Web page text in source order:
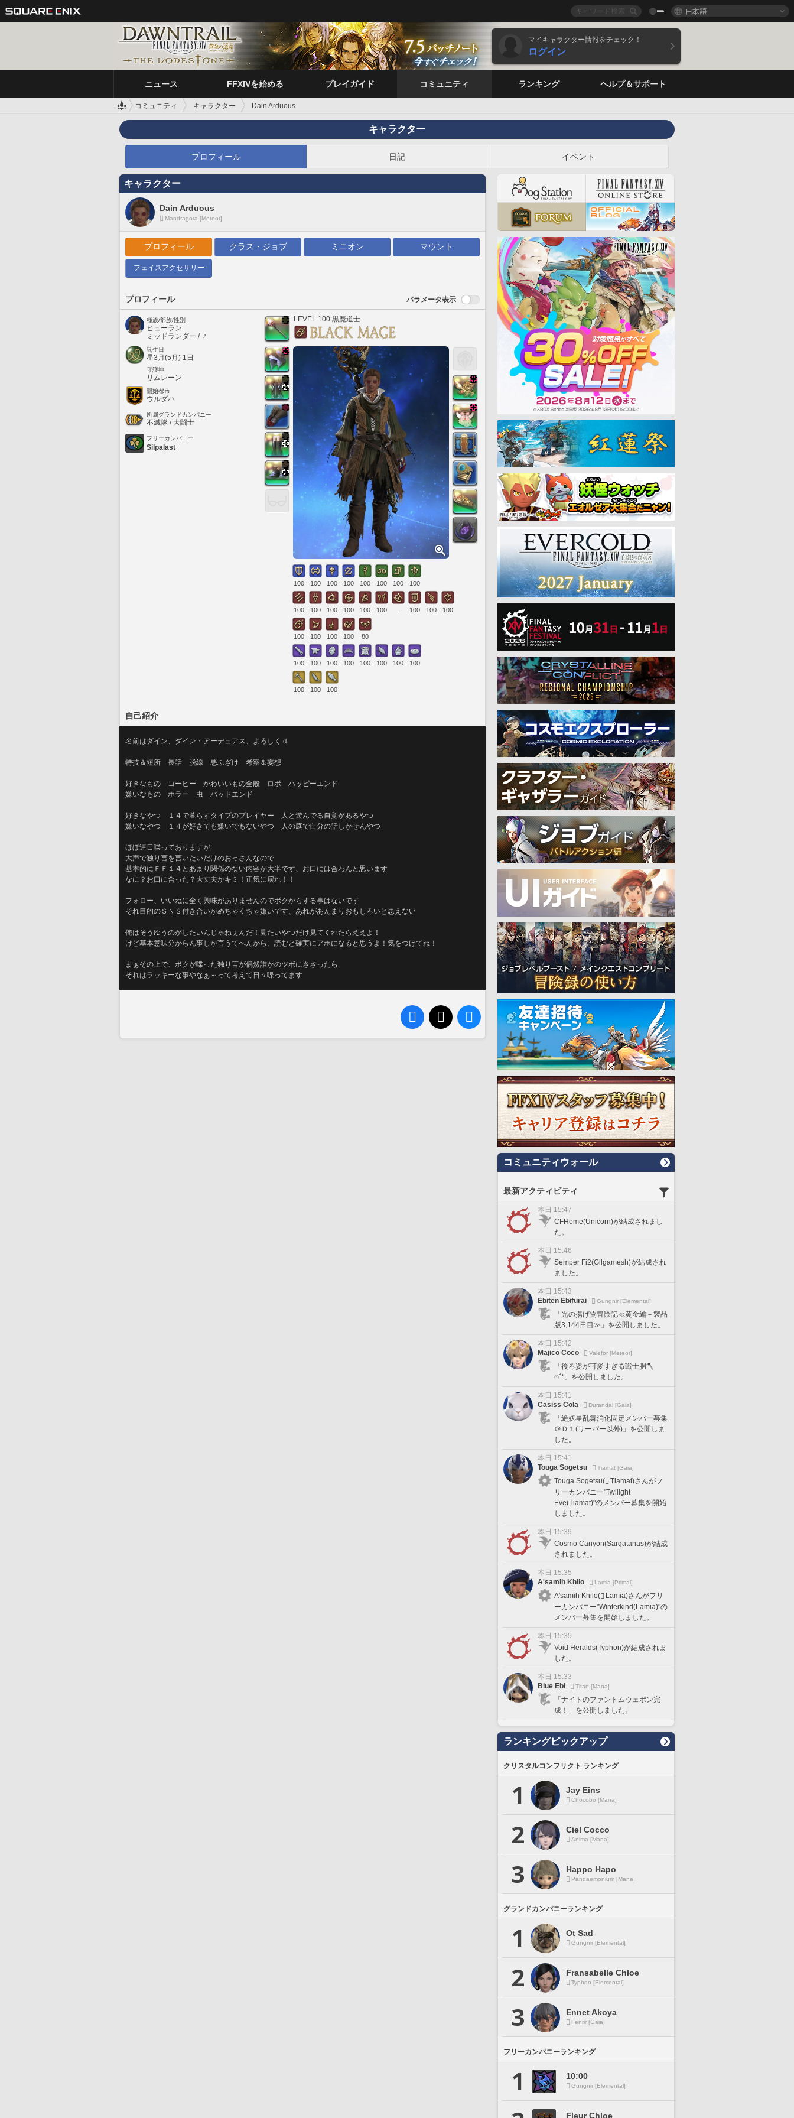
日本語
マイキャラクター情報をチェック！
ログイン
ニュース FFXIVを始める プレイガイド コミュニティ ランキング ヘルプ＆サポート
コミュニティ キャラクター Dain Arduous
キャラクター
プロフィール 日記 イベント
キャラクター
Dain Arduous
Mandragora [Meteor]
プロフィール クラス・ジョブ ミニオン マウント
フェイスアクセサリー
プロフィール パラメータ表示
種族/部族/性別
ヒューラン
ミッドランダー / ♂
誕生日
星3月(5月) 1日
守護神
リムレーン
開始都市
ウルダハ
所属グランドカンパニー
不滅隊 / 大闘士
フリーカンパニー
Silpalast
LEVEL 100 黒魔道士
100 100 100 100 100 100 100 100
100 100 100 100 100 100 - 100 100 100
100 100 100 100 80
100 100 100 100 100 100 100 100
100 100 100
自己紹介
名前はダイン、ダイン・アーデュアス、よろしくｄ
特技＆短所　長話　脱線　悪ふざけ　考察＆妄想
好きなもの　コーヒー　かわいいもの全般　ロボ　ハッピーエンド
嫌いなもの　ホラー　虫　バッドエンド
好きなやつ　１４で暮らすタイプのプレイヤー　人と遊んでる自覚があるやつ
嫌いなやつ　１４が好きでも嫌いでもないやつ　人の庭で自分の話しかせんやつ
ほぼ連日喋っておりますが
大声で独り言を言いたいだけのおっさんなので
基本的にＦＦ１４とあまり関係のない内容が大半です、お口には合わんと思います
なに？お口に合った？大丈夫かキミ！正気に戻れ！！
フォロー、いいねに全く興味がありませんのでボクからする事はないです
それ目的のＳＮＳ付き合いがめちゃくちゃ嫌いです、あれがあんまりおもしろいと思えない
俺はそうゆうのがしたいんじゃねぇんだ！見たいやつだけ見てくれたらええよ！
けど基本意味分からん事しか言うてへんから、読むと確実にアホになると思うよ！気をつけてね！
まぁその上で、ボクが喋った独り言が偶然誰かのツボにささったら
それはラッキーな事やなぁ～って考えて日々喋ってます
コミュニティウォール
最新アクティビティ
本日 15:47
CFHome(Unicorn)が結成されまし
た。
本日 15:46
Semper Fi2(Gilgamesh)が結成され
ました。
本日 15:43
Ebiten Ebifurai
Gungnir [Elemental]
「光の揚げ物冒険記≪黄金編－製品
版3,144日目≫」を公開しました。
本日 15:42
Majico Coco
Valefor [Meteor]
「後ろ姿が可愛すぎる戦士胴🪓
ෆ˚*」を公開しました。
本日 15:41
Casiss Cola
Durandal [Gaia]
「絶妖星乱舞消化固定メンバー募集
＠Ｄ１(リーパー以外)」を公開しま
した。
本日 15:41
Touga Sogetsu
Tiamat [Gaia]
Touga Sogetsu(
Tiamat)さんがフ
リーカンパニー"Twilight
Eve(Tiamat)"のメンバー募集を開始
しました。
本日 15:39
Cosmo Canyon(Sargatanas)が結成
されました。
本日 15:35
A'samih Khilo
Lamia [Primal]
A'samih Khilo(
Lamia)さんがフリ
ーカンパニー"Winterkind(Lamia)"の
メンバー募集を開始しました。
本日 15:35
Void Heralds(Typhon)が結成されま
した。
本日 15:33
Blue Ebi
Titan [Mana]
「ナイトのファントムウェポン完
成！」を公開しました。
ランキングピックアップ
クリスタルコンフリクト ランキング
1 Jay Eins
Chocobo [Mana]
2 Ciel Cocco
Anima [Mana]
3 Happo Hapo
Pandaemonium [Mana]
グランドカンパニーランキング
1 Ot Sad
Gungnir [Elemental]
2 Fransabelle Chloe
Typhon [Elemental]
3 Ennet Akoya
Fenrir [Gaia]
フリーカンパニーランキング
1 10:00
Gungnir [Elemental]
Fleur Chloe